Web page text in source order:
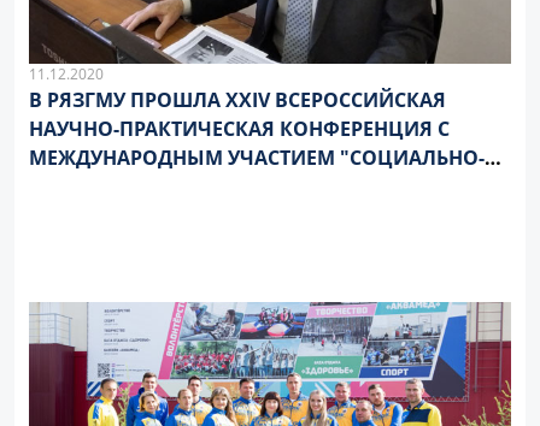
11.12.2020
В РЯЗГМУ ПРОШЛА XXIV ВСЕРОССИЙСКАЯ
НАУЧНО-ПРАКТИЧЕСКАЯ КОНФЕРЕНЦИЯ С
МЕЖДУНАРОДНЫМ УЧАСТИЕМ "СОЦИАЛЬНО-